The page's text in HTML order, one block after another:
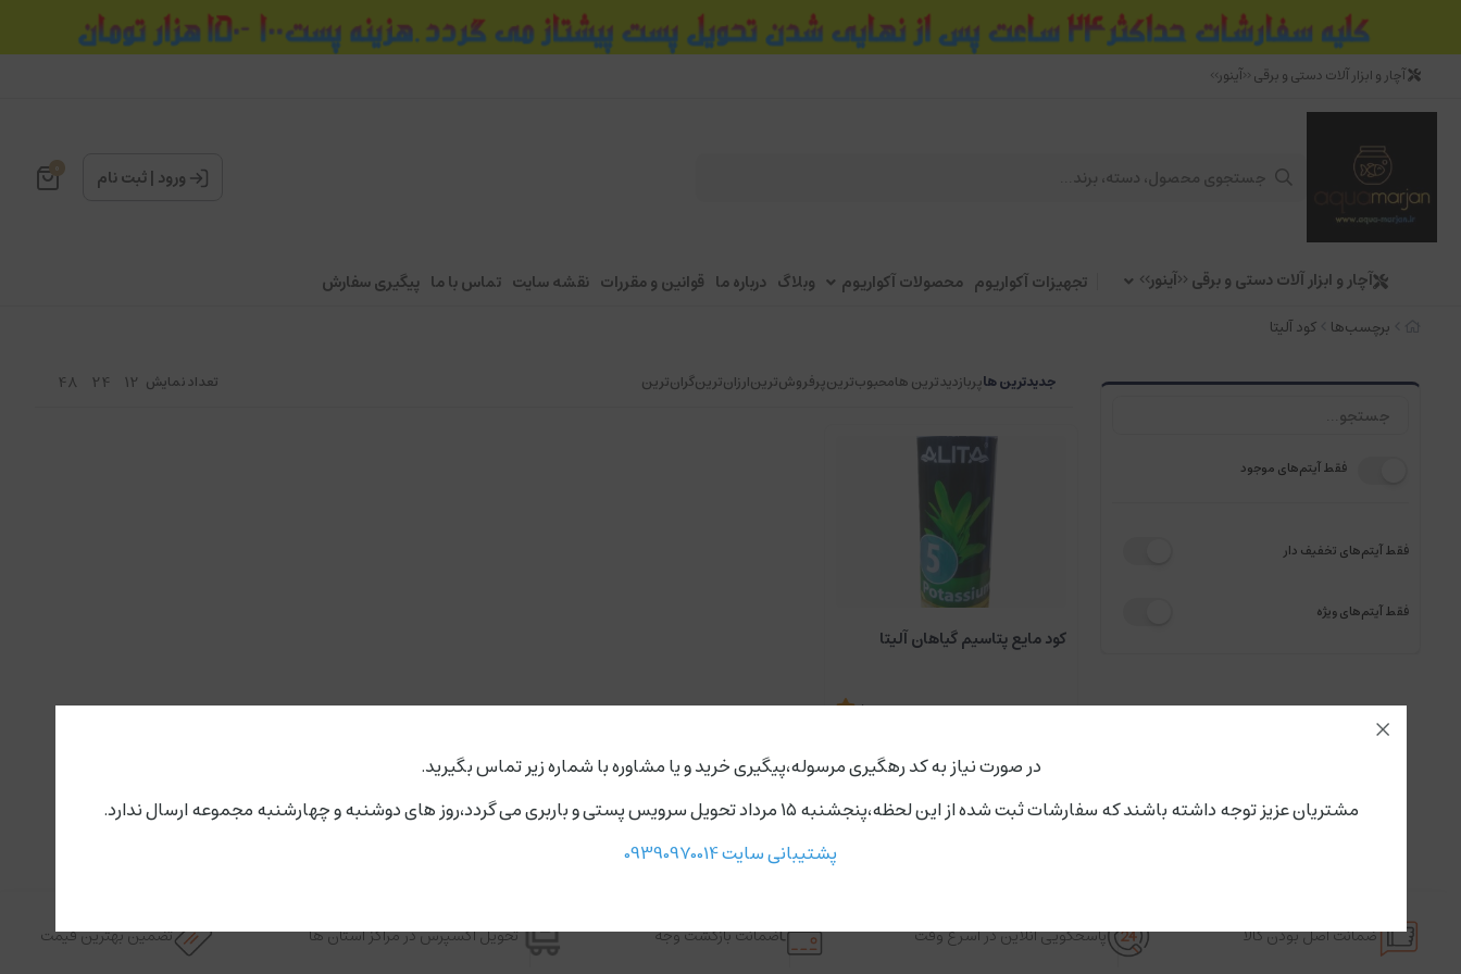
آچار و ابزار آلات دستی و برقی <<آینور>>
ورود |ثبت نام 0
آچار و ابزار آلات دستی و برقی <<آینور>> تجهیزات آکواریوم محصولات آکواریوم وبلاگ درباره ما قوانین و مقررات نقشه سایت تماس با ما پیگیری سفارش
برچسب‌ها کود آلیتا
فقط آیتم‌های موجود
فقط آیتم‌های تخفیف دار
فقط آیتم‌های ویژه
جدیدترین هاپربازدیدترین هامحبوب‌‌ترینپرفروش‌ترینارزان‌ترینگران‌ترین تعداد نمایش 12
24
48
کود مایع پتاسیم گیاهان آلیتا
5
ضمانت اصل بودن کالا پاسخگویی آنلاین در اسرع وقت ضمانت بازگشت وجه تحویل اکسپرس در مراکز استان ها تضمین بهترین قیمت
در صورت نیاز به کد رهگیری مرسوله،پیگیری خرید و یا مشاوره با شماره زیر تماس بگیرید.
مشتریان عزیز توجه داشته باشند که سفارشات ثبت شده از این لحظه،پنجشنبه ۱۵ مرداد تحویل سرویس پستی و باربری می گردد،روز های دوشنبه و چهارشنبه مجموعه ارسال ندارد.
پشتیبانی سایت 09390970014